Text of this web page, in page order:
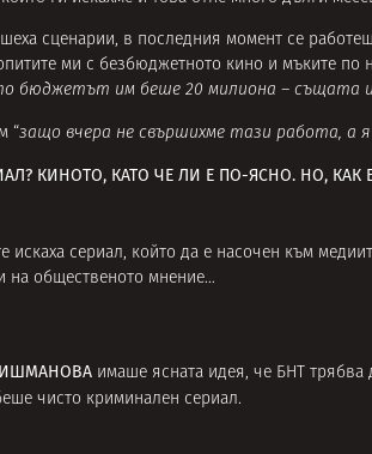
сценарии, в последния момент се
ми с безбюджетното кино и мъките по
бюджетът им беше 20 милиона –
“защо вчера не свършихме тази работа, а
КИНОТО, КАТО ЧЕ ЛИ Е ПО-ЯСНО. НО,
искаха сериал, който да е насочен към
на общественото мнение…
имаше ясната идея, че БНТ трябва
чисто криминален сериал.